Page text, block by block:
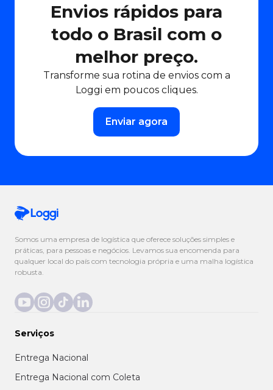
Envios rápidos para
todo o Brasil com o
melhor preço.
Transforme sua rotina de envios com a
Loggi em poucos cliques.
Enviar agora
Somos uma empresa de logística que oferece soluções simples e
práticas, para pessoas e negócios. Levamos sua encomenda para
qualquer local do país com tecnologia própria e uma malha logística
robusta.
Serviços
Entrega Nacional
Entrega Nacional com Coleta